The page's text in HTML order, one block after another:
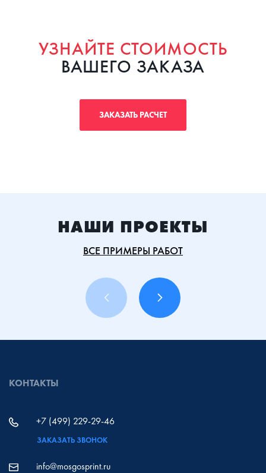
УЗНАЙТЕ СТОИМОСТЬ
ВАШЕГО ЗАКАЗА
ЗАКАЗАТЬ РАСЧЕТ
НАШИ ПРОЕКТЫ
ВСЕ ПРИМЕРЫ РАБОТ
КОНТАКТЫ
+7 (499) 229-29-46
ЗАКАЗАТЬ ЗВОНОК
info@mosgosprint.ru